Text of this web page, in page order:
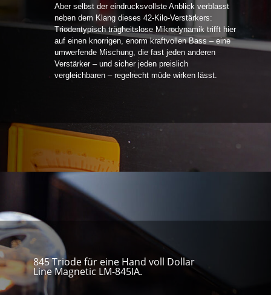
Aber selbst der eindrucksvollste Anblick verblasst
neben dem Klang dieses 42-Kilo-Verstärkers:
Triodentypisch trägheitslose Mikrodynamik trifft hier
auf einen knorrigen, enorm kraftvollen Bass – eine
umwerfende Mischung, die fast jeden anderen
Verstärker – und sicher jeden preislich
vergleichbaren – regelrecht müde wirken lässt.
845 Triode für eine Hand voll Dollar
Line Magnetic LM-845IA.